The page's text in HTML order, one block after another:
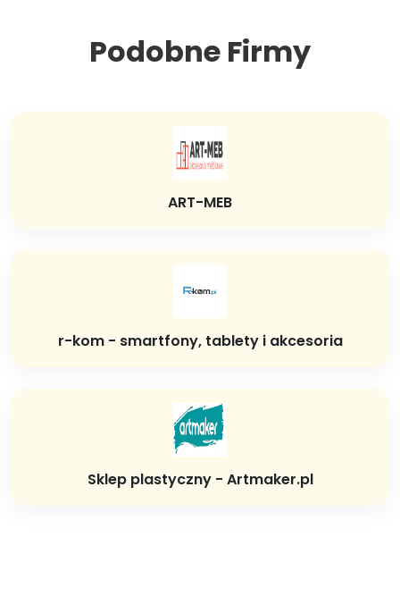
Podobne Firmy
ART-MEB
r-kom - smartfony, tablety i akcesoria
Sklep plastyczny - Artmaker.pl